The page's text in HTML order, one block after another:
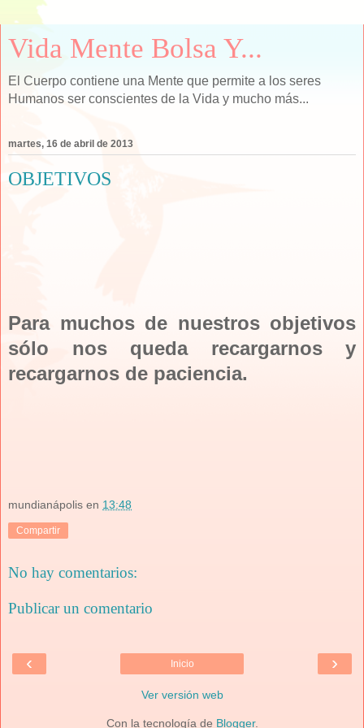
Vida Mente Bolsa Y...
El Cuerpo contiene una Mente que permite a los seres
Humanos ser conscientes de la Vida y mucho más...
martes, 16 de abril de 2013
OBJETIVOS
Para muchos de nuestros objetivos
sólo nos queda recargarnos y
recargarnos de paciencia.
mundianápolis en 13:48
Compartir
No hay comentarios:
Publicar un comentario
‹ ›
Inicio
Ver versión web
Con la tecnología de Blogger.